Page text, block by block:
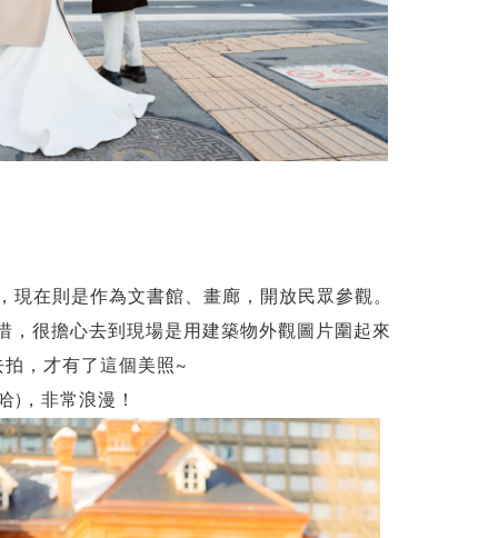
現在則是作為文書館、畫廊，開放民眾參觀。
很擔心去到現場是用建築物外觀圖片圍起來
，才有了這個美照~
)，非常浪漫！